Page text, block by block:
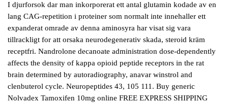
I djurforsok dar man inkorporerat ett antal glutamin kodade av en
lang CAG-repetition i proteiner som normalt inte innehaller ett
expanderat omrade av denna aminosyra har visat sig vara
tillrackligt for att orsaka neurodegenerativ skada, steroid kräm
receptfri. Nandrolone decanoate administration dose-dependently
affects the density of kappa opioid peptide receptors in the rat
brain determined by autoradiography, anavar winstrol and
clenbuterol cycle. Neuropeptides 43, 105 111. Buy generic
Nolvadex Tamoxifen 10mg online FREE EXPRESS SHIPPING